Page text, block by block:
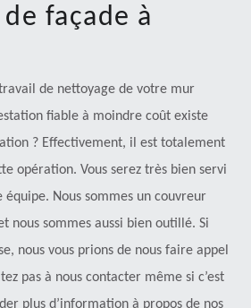
façade à
de nettoyage de votre mur
fiable à moindre coût existe
? Effectivement, il est totalement
opération. Vous serez très bien servi
Nous sommes un couvreur
nous sommes aussi bien outillé. Si
nous vous prions de nous faire appel
pas à nous contacter même si c’est
plus d’information à propos de nos